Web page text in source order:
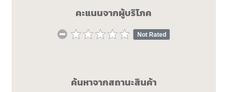
คะแนนจากผู้บริโภค
Not Rated
ค้นหาจากสถานะสินค้า